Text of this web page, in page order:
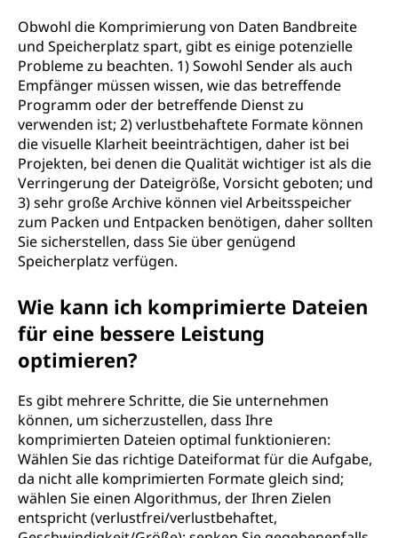
Obwohl die Komprimierung von Daten Bandbreite
und Speicherplatz spart, gibt es einige potenzielle
Probleme zu beachten. 1) Sowohl Sender als auch
Empfänger müssen wissen, wie das betreffende
Programm oder der betreffende Dienst zu
verwenden ist; 2) verlustbehaftete Formate können
die visuelle Klarheit beeinträchtigen, daher ist bei
Projekten, bei denen die Qualität wichtiger ist als die
Verringerung der Dateigröße, Vorsicht geboten; und
3) sehr große Archive können viel Arbeitsspeicher
zum Packen und Entpacken benötigen, daher sollten
Sie sicherstellen, dass Sie über genügend
Speicherplatz verfügen.
Wie kann ich komprimierte Dateien
für eine bessere Leistung
optimieren?
Es gibt mehrere Schritte, die Sie unternehmen
können, um sicherzustellen, dass Ihre
komprimierten Dateien optimal funktionieren:
Wählen Sie das richtige Dateiformat für die Aufgabe,
da nicht alle komprimierten Formate gleich sind;
wählen Sie einen Algorithmus, der Ihren Zielen
entspricht (verlustfrei/verlustbehaftet,